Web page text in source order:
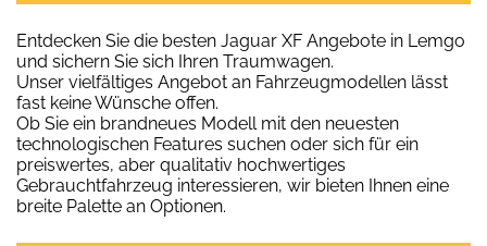
Entdecken Sie die besten Jaguar XF Angebote in Lemgo
und sichern Sie sich Ihren Traumwagen.
Unser vielfältiges Angebot an Fahrzeugmodellen lässt
fast keine Wünsche offen.
Ob Sie ein brandneues Modell mit den neuesten
technologischen Features suchen oder sich für ein
preiswertes, aber qualitativ hochwertiges
Gebrauchtfahrzeug interessieren, wir bieten Ihnen eine
breite Palette an Optionen.